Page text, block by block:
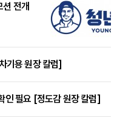
전개
기용 원장 칼럼]
인 필요 [정도감 원장 칼럼]